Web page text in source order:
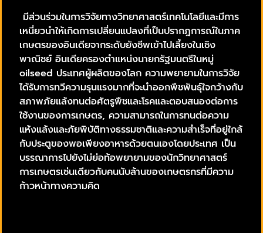
มีส่วนร่วมในการวิจัยทางวิทยาศาสตร์เทคโนโลยีและมีการ
เหนี่ยวนำให้เกิดการเปลี่ยนแปลงที่เป็นปรากฎการณ์ในภาค
เกษตรของอินเดียจากระดับยังชีพเข้าไปเลี้ยงในเชิง
พาณิชย์ อินเดียครองตำแหน่งนายกรัฐมนตรีในหมู่
oilseed ประเทศผู้ผลิตของโลก ความพยายามในการวิจัย
ได้รับการทวีความรุนแรงมากที่จะนำออกพืชพันธุ์ใจกว้างกับ
สภาพภัยแล้งทนต่อศัตรูพืชและโรคและตอบสนองต่อการ
ใช้งานของการเกษตร, ความสามารถในการทนต่อความ
แห้งแล้งและภัยพิบัติทางธรรมชาติและความสำเร็จที่อยู่ใกล้
กับประตูของพอเพียงอาหารด้วยตนเองโดยประเทศ เป็น
บรรณาการไปยังไม่ย่อท้อพยายามของนักวิทยาศาสตร์
การเกษตรเช่นเดียวกับคนนับล้านของเกษตรกรที่มีความ
ก้าวหน้าทางความคิด